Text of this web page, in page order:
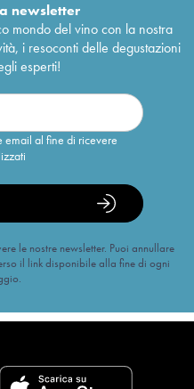
newsletter
mondo del vino con la nostra
i resoconti delle degustazioni
esperti!
email al fine di ricevere
le nostre newsletter. Puoi annullare
il link disponibile alla fine di ogni